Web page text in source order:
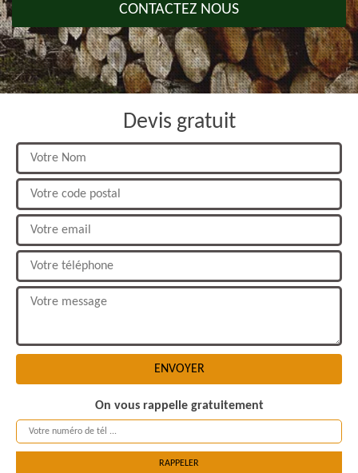
CONTACTEZ NOUS
Devis gratuit
On vous rappelle gratuitement